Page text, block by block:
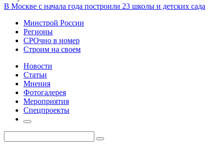
В Москве с начала года построили 23 школы и детских сада
Минстрой России
Регионы
СРОчно в номер
Строим на своем
Новости
Статьи
Мнения
Фотогалерея
Мероприятия
Спецпроекты